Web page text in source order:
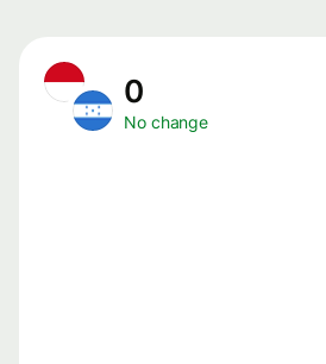
0
No change